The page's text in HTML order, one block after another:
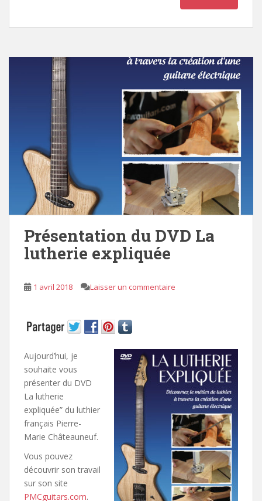
Présentation du DVD La
lutherie expliquée
1 avril 2018 Laisser un commentaire
Aujourd’hui, je
souhaite vous
présenter du DVD
La lutherie
expliquée” du luthier
français Pierre-
Marie Châteauneuf.
Vous pouvez
découvrir son travail
sur son site
PMCguitars.com.